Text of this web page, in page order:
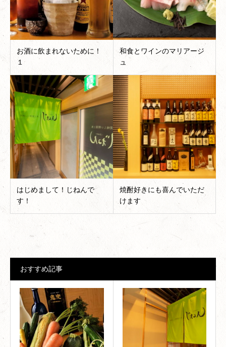
お酒に飲まれないために！
１
和食とワインのマリアージ
ュ
はじめまして！じねんで
す！
焼酎好きにも喜んでいただ
けます
おすすめ記事